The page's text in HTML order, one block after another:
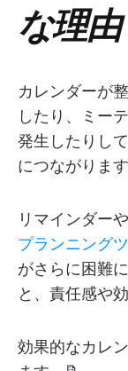
な理由
カレンダーが
したり、ミー
発生したりし
につながります
リマインダー
プランニング
がさらに困難
と、責任感や
効果的なカレ